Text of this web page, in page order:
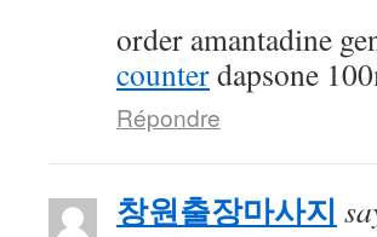
order amantadine
counterdapsone
Répondre
창원출장마사지